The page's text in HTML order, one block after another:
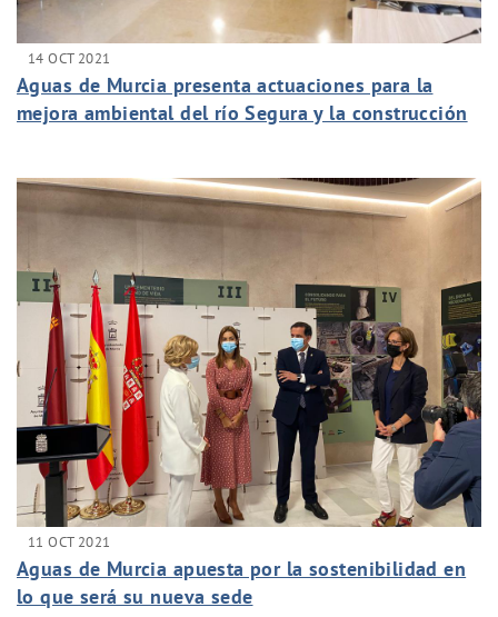
14 OCT 2021
Aguas de Murcia presenta actuaciones para la
mejora ambiental del río Segura y la construcción
11 OCT 2021
Aguas de Murcia apuesta por la sostenibilidad en
lo que será su nueva sede